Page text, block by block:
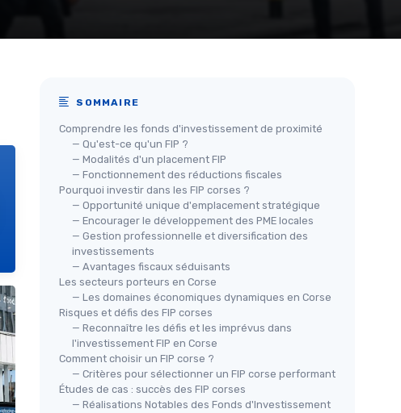
SOMMAIRE
Comprendre les fonds d'investissement de proximité
— Qu'est-ce qu'un FIP ?
— Modalités d'un placement FIP
— Fonctionnement des réductions fiscales
Pourquoi investir dans les FIP corses ?
— Opportunité unique d'emplacement stratégique
— Encourager le développement des PME locales
— Gestion professionnelle et diversification des
investissements
— Avantages fiscaux séduisants
Les secteurs porteurs en Corse
— Les domaines économiques dynamiques en Corse
Risques et défis des FIP corses
— Reconnaître les défis et les imprévus dans
l'investissement FIP en Corse
Comment choisir un FIP corse ?
— Critères pour sélectionner un FIP corse performant
Études de cas : succès des FIP corses
— Réalisations Notables des Fonds d'Investissement